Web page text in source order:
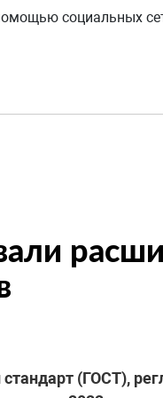
социальных
стандарт (ГОСТ),